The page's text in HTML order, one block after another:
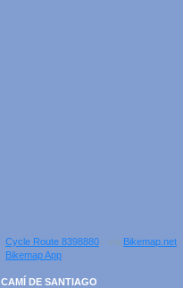
Cycle Route 8398880 - via Bikemap.net -
Bikemap App
CAMÍ DE SANTIAGO